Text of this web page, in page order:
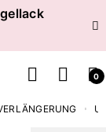
0